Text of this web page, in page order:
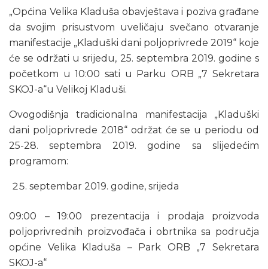
„Općina Velika Kladuša obavještava i poziva građane
da svojim prisustvom uveličaju svečano otvaranje
manifestacije „Kladuški dani poljoprivrede 2019“ koje
će se održati u srijedu, 25. septembra 2019. godine s
početkom u 10:00 sati u Parku ORB „7 Sekretara
SKOJ-a“u Velikoj Kladuši.
Ovogodišnja tradicionalna manifestacija „Kladuški
dani poljoprivrede 2018“ održat će se u periodu od
25-28. septembra 2019. godine sa slijedećim
programom:
septembar 2019. godine, srijeda
09:00 – 19:00 prezentacija i prodaja proizvoda
poljoprivrednih proizvođača i obrtnika sa područja
općine Velika Kladuša – Park ORB „7 Sekretara
SKOJ-a“